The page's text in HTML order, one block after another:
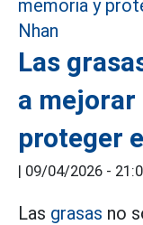
Las
a
proteger
| 09/04/2026 -
Las grasas no